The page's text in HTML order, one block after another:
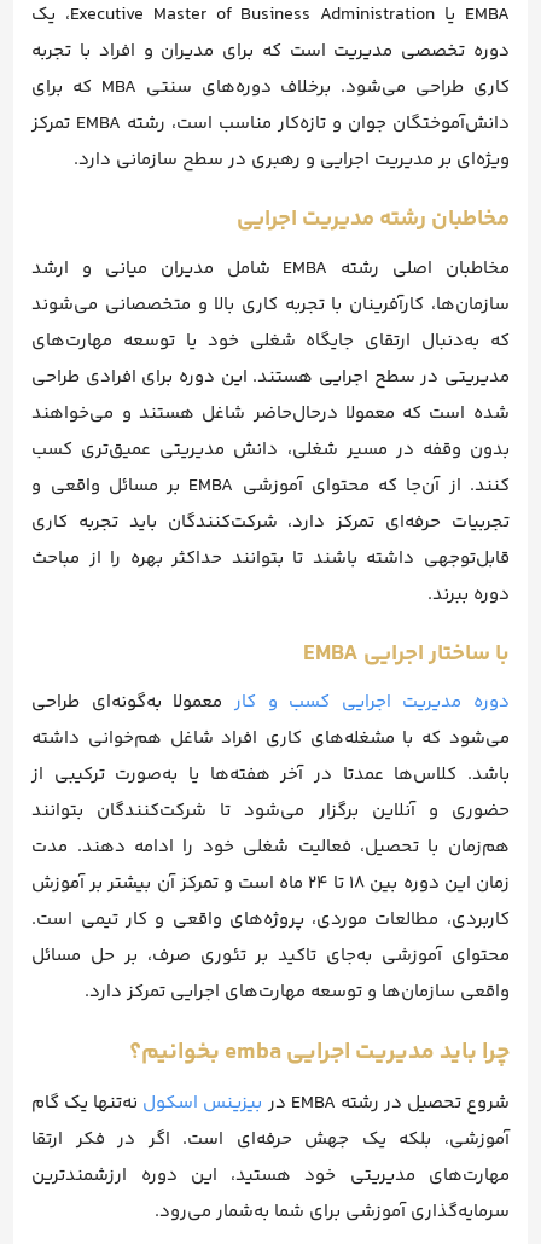
EMBA یا Executive Master of Business Administration، یک
دوره تخصصی مدیریت است که برای مدیران و افراد با تجربه
کاری طراحی می‌شود. برخلاف دوره‌های سنتی MBA که برای
دانش‌آموختگان جوان و تازه‌کار مناسب است، رشته EMBA تمرکز
ویژه‌ای بر مدیریت اجرایی و رهبری در سطح سازمانی دارد.
مخاطبان رشته مدیریت اجرایی
مخاطبان اصلی رشته EMBA شامل مدیران میانی و ارشد
سازمان‌ها، کارآفرینان با تجربه کاری بالا و متخصصانی می‌شوند
که به‌دنبال ارتقای جایگاه شغلی خود یا توسعه مهارت‌های
مدیریتی در سطح اجرایی هستند. این دوره برای افرادی طراحی
شده است که معمولا در‌حال‌حاضر شاغل هستند و می‌خواهند
بدون وقفه در مسیر شغلی، دانش مدیریتی عمیق‌تری کسب
کنند. از آن‌جا که محتوای آموزشی EMBA بر مسائل واقعی و
تجربیات حرفه‌ای تمرکز دارد، شرکت‌کنندگان باید تجربه کاری
قابل‌توجهی داشته باشند تا بتوانند حداکثر بهره را از مباحث
دوره ببرند.
با ساختار اجرایی EMBA
دوره مدیریت اجرایی کسب و کار معمولا به‌گونه‌ای طراحی
می‌شود که با مشغله‌های کاری افراد شاغل هم‌خوانی داشته
باشد. کلاس‌ها عمدتا در آخر هفته‌ها یا به‌صورت ترکیبی از
حضوری و آنلاین برگزار می‌شود تا شرکت‌کنندگان بتوانند
هم‌زمان با تحصیل، فعالیت شغلی خود را ادامه دهند. مدت
زمان این دوره بین 18 تا 24 ماه است و تمرکز آن بیشتر بر آموزش
کاربردی، مطالعات موردی، پروژه‌های واقعی و کار تیمی است.
محتوای آموزشی به‌جای تاکید بر تئوری صرف، بر حل مسائل
واقعی سازمان‌ها و توسعه مهارت‌های اجرایی تمرکز دارد.
چرا باید مدیریت اجرایی emba بخوانیم؟
شروع تحصیل در رشته EMBA در بیزینس اسکول نه‌تنها یک گام
آموزشی، بلکه یک جهش حرفه‌ای است. اگر در فکر ارتقا
مهارت‌های مدیریتی خود هستید، این دوره ارزشمندترین
سرمایه‌گذاری آموزشی برای شما به‌شمار می‌رود.